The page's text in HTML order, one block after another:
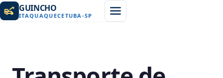
GUINCHO
ITAQUAQUECETUBA -SP